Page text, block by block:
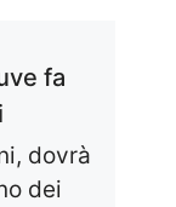
fa
dovrà
dei